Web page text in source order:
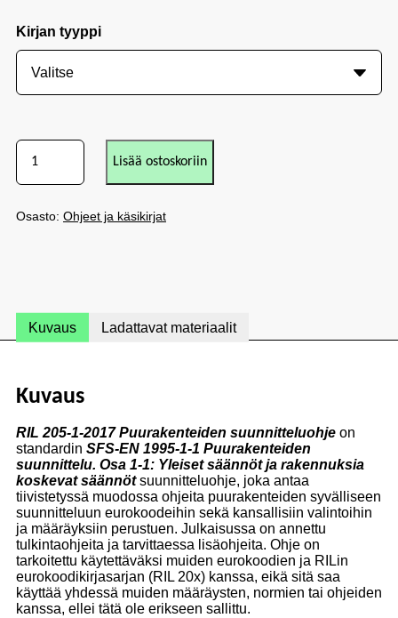
Kirjan tyyppi
Lisää ostoskoriin
Osasto: Ohjeet ja käsikirjat
Kuvaus Ladattavat materiaalit
Kuvaus
RIL 205-1-2017 Puurakenteiden suunnitteluohje on
standardin SFS-EN 1995-1-1 Puurakenteiden
suunnittelu. Osa 1-1: Yleiset säännöt ja rakennuksia
koskevat säännötsuunnitteluohje, joka antaa
tiivistetyssä muodossa ohjeita puurakenteiden syvälliseen
suunnitteluun eurokoodeihin sekä kansallisiin valintoihin
ja määräyksiin perustuen. Julkaisussa on annettu
tulkintaohjeita ja tarvittaessa lisäohjeita. Ohje on
tarkoitettu käytettäväksi muiden eurokoodien ja RILin
eurokoodikirjasarjan (RIL 20x) kanssa, eikä sitä saa
käyttää yhdessä muiden määräysten, normien tai ohjeiden
kanssa, ellei tätä ole erikseen sallittu.